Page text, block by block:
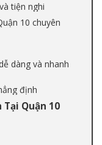
tiện nghi
10 chuyên
dàng và nhanh
định
Tại Quận 10